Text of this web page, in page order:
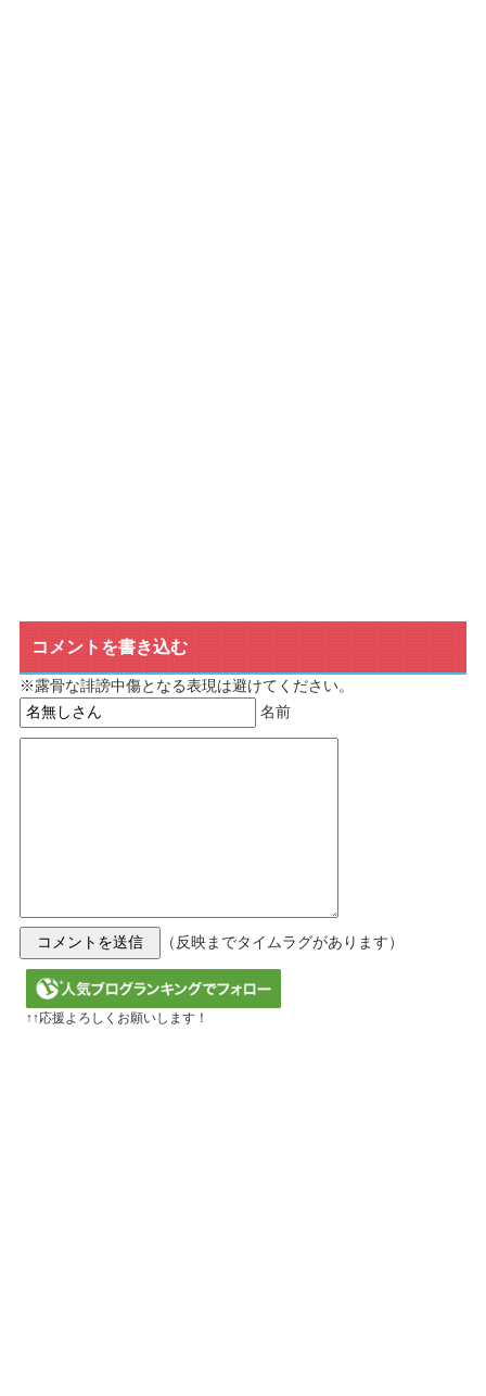
コメントを書き込む
※露骨な誹謗中傷となる表現は避けてください。
名前
（反映までタイムラグがあります）
↑↑応援よろしくお願いします！